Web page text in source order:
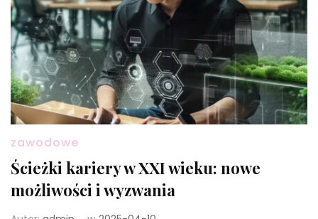
zawodowe
Ścieżki kariery w XXI wieku: nowe
możliwości i wyzwania